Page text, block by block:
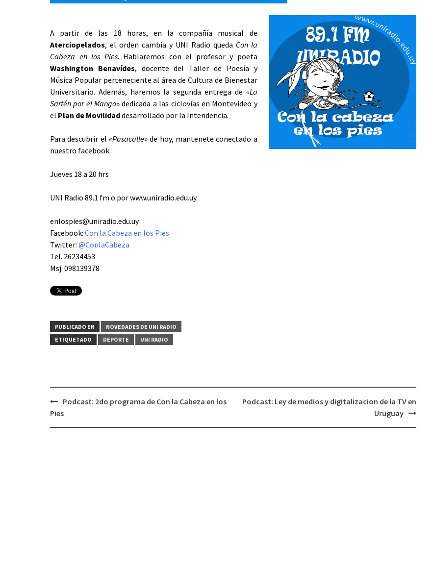
A partir de las 18 horas, en la compañía musical de
Aterciopelados, el orden cambia y UNI Radio queda Con la
Cabeza en los Pies. Hablaremos con el profesor y poeta
Washington Benavídes, docente del Taller de Poesía y
Música Popular perteneciente al área de Cultura de Bienestar
Universitario. Además, haremos la segunda entrega de «La
Sartén por el Mango» dedicada a las ciclovías en Montevideo y
el Plan de Movilidaddesarrollado por la Intendencia.
Para descubrir el «Pasacalle» de hoy, mantenete conectado a
nuestro facebook.
Jueves 18 a 20 hrs
UNI Radio 89.1 fm o por www.uniradio.edu.uy
enlospies@uniradio.edu.uy
Facebook: Con la Cabeza en los Pies
Twitter: @ConlaCabeza
Tel. 26234453
Msj. 098139378
PUBLICADO EN
NOVEDADES DE UNI RADIO
ETIQUETADO
DEPORTE UNI RADIO
Navegación
Podcast: 2do programa de Con la Cabeza en los
Pies
Podcast: Ley de medios y digitalizacion de la TV en
Uruguay